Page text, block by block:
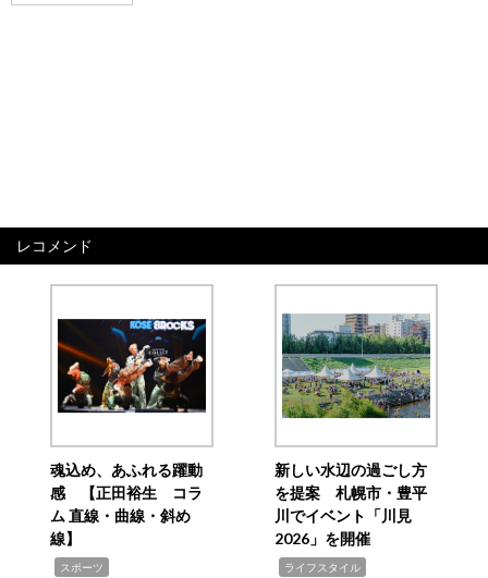
レコメンド
魂込め、あふれる躍動
感 【正田裕生 コラ
ム 直線・曲線・斜め
線】
スポーツ
新しい水辺の過ごし方
を提案 札幌市・豊平
川でイベント「川見
2026」を開催
ライフスタイル